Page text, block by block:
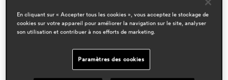
designers
hospitality
En cliquant sur « Accepter tous les cookies », vous acceptez le stockage de
cookies sur votre appareil pour améliorer la navigation sur le site, analyser
son utilisation et contribuer à nos efforts de marketing.
Paramètres des cookies